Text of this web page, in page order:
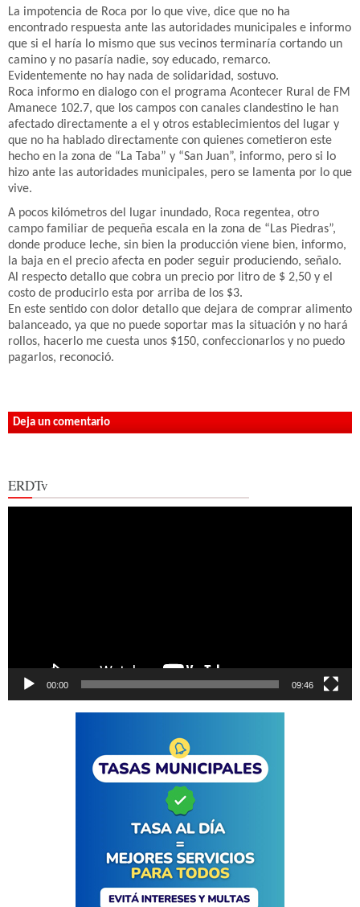
La impotencia de Roca por lo que vive, dice que no ha
encontrado respuesta ante las autoridades municipales e informo
que si el haría lo mismo que sus vecinos terminaría cortando un
camino y no pasaría nadie, soy educado, remarco.
Evidentemente no hay nada de solidaridad, sostuvo.
Roca informo en dialogo con el programa Acontecer Rural de FM
Amanece 102.7, que los campos con canales clandestino le han
afectado directamente a el y otros establecimientos del lugar y
que no ha hablado directamente con quienes cometieron este
hecho en la zona de “La Taba” y “San Juan”, informo, pero si lo
hizo ante las autoridades municipales, pero se lamenta por lo que
vive.
A pocos kilómetros del lugar inundado, Roca regentea, otro
campo familiar de pequeña escala en la zona de “Las Piedras”,
donde produce leche, sin bien la producción viene bien, informo,
la baja en el precio afecta en poder seguir produciendo, señalo.
Al respecto detallo que cobra un precio por litro de $ 2,50 y el
costo de producirlo esta por arriba de los $3.
En este sentido con dolor detallo que dejara de comprar alimento
balanceado, ya que no puede soportar mas la situación y no hará
rollos, hacerlo me cuesta unos $150, confeccionarlos y no puedo
pagarlos, reconoció.
Deja un comentario
ERDTv
00:00 09:46